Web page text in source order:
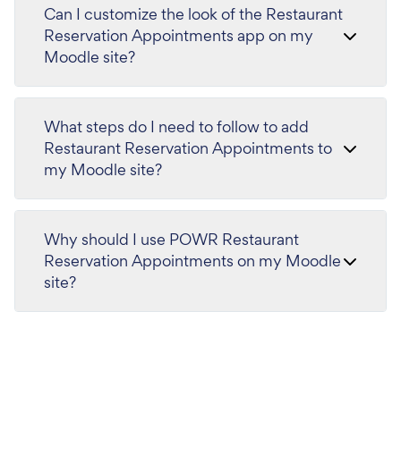
Can I customize the look of the Restaurant
Reservation Appointments app on my
Moodle site?
What steps do I need to follow to add
Restaurant Reservation Appointments to
my Moodle site?
Why should I use POWR Restaurant
Reservation Appointments on my Moodle
site?